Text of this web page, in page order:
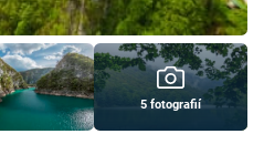
5 fotografií